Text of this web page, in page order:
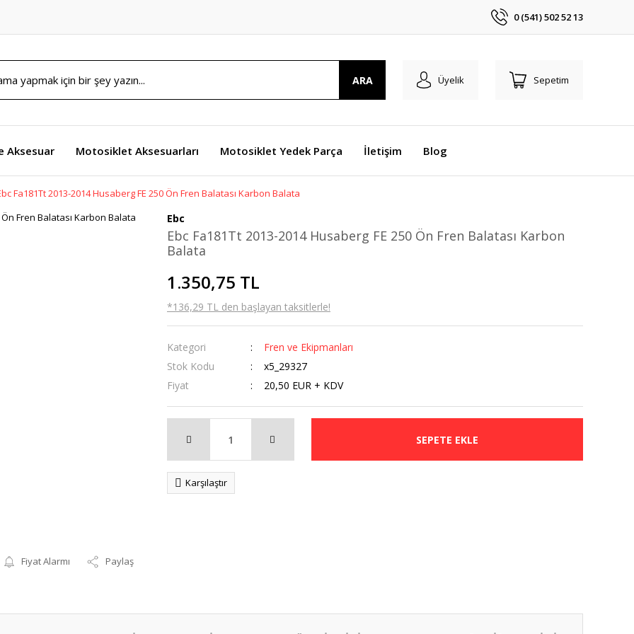
0 (541) 502 52 13
ARA Üyelik Sepetim
Aksesuar Motosiklet Aksesuarları Motosiklet Yedek Parça İletişim Blog
Fa181Tt 2013-2014 Husaberg FE 250 Ön Fren Balatası Karbon Balata
Fiyat Alarmı Paylaş
Ebc
Ebc Fa181Tt 2013-2014 Husaberg FE 250 Ön Fren Balatası Karbon
Balata
1.350,75 TL
*136,29 TL den başlayan taksitlerle!
Kategori
Fren ve Ekipmanları
Stok Kodu
x5_29327
Fiyat
20,50 EUR + KDV
SEPETE EKLE
Karşılaştır